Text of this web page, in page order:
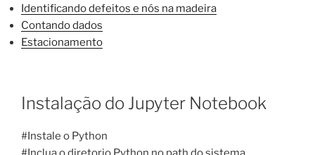
Identificando defeitos e nós na madeira
Contando dados
Estacionamento
Instalação do Jupyter Notebook
#Instale o Python